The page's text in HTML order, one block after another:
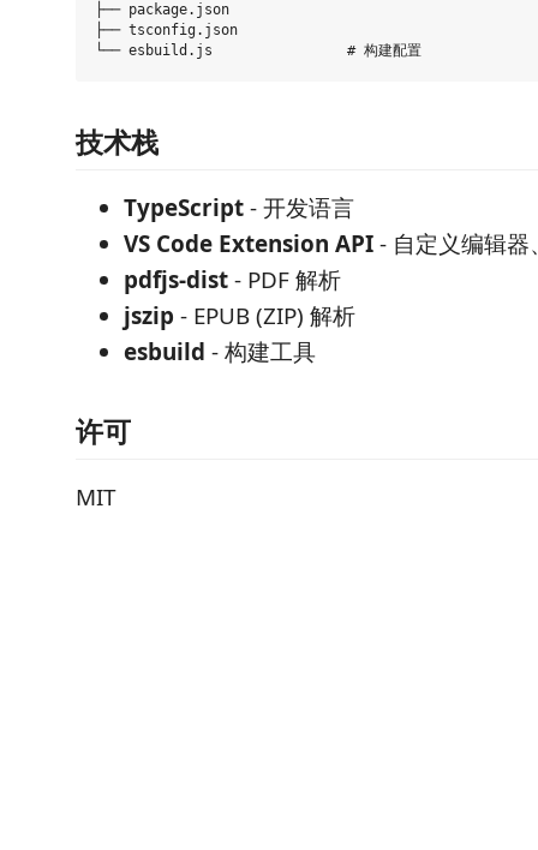
├── package.json
├── tsconfig.json
技术栈
TypeScript- 开发语言
VS Code Extension API- 自定义编辑
pdfjs-dist- PDF 解析
jszip - EPUB (ZIP) 解析
esbuild - 构建工具
许可
MIT